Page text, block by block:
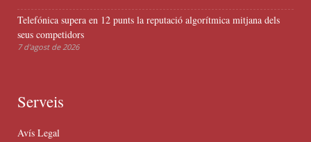
Telefónica supera en 12 punts la reputació algorítmica mitjana dels
seus competidors
7 d'agost de 2026
Serveis
Avís Legal